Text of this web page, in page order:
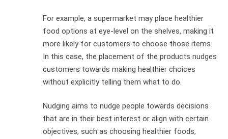
For example, a supermarket may place healthier
food options at eye-level on the shelves, making it
more likely for customers to choose those items.
In this case, the placement of the products nudges
customers towards making healthier choices
without explicitly telling them what to do.
Nudging aims to nudge people towards decisions
that are in their best interest or align with certain
objectives, such as choosing healthier foods,